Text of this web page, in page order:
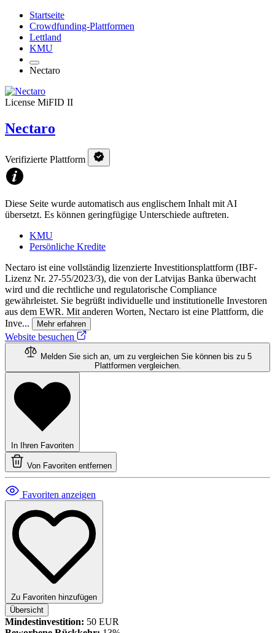
Startseite
Crowdfunding-Plattformen
Lettland
KMU
Nectaro
License MiFID II
Nectaro
Verifizierte Plattform
Diese Seite wurde automatisch aus englischem Inhalt mit AI
übersetzt. Es können geringfügige Unterschiede auftreten.
KMU
Persönliche Kredite
Nectaro ist eine vollständig lizenzierte Investitionsplattform (IBF-
Lizenz Nr. 27-55/2023/3), die von der Latvijas Banka überwacht
wird und die rechtliche und regulatorische Compliance
gewährleistet. Sie begrüßt individuelle und institutionelle Investoren
aus dem EWR. Mit anderen Worten, Nectaro ist eine Plattform, die
Inve...
Mehr erfahren
Website besuchen
Melden Sie sich an, um zu vergleichen Sie können bis zu 5
Plattformen vergleichen.
In Ihren Favoriten
Von Favoriten entfernen
Favoriten anzeigen
Zu Favoriten hinzufügen
Übersicht
Mindestinvestition: 50 EUR